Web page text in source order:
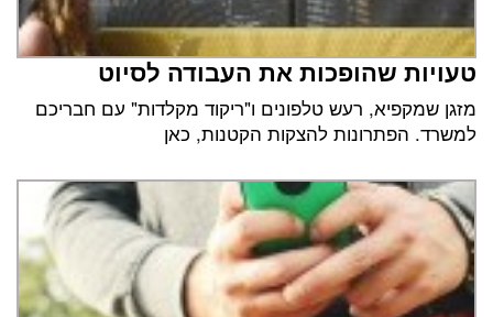
טעויות שהופכות את העבודה לסיוט
מזגן שמקפיא, רעש טלפונים ו"ריקוד מקלדות" עם חבריכם
למשרד. הפתרונות להצקות הקטנות, כאן